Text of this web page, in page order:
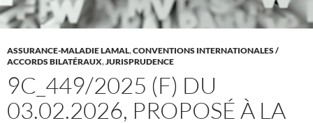
ASSURANCE-MALADIE LAMAL,CONVENTIONS INTERNATIONALES /
ACCORDS BILATÉRAUX,JURISPRUDENCE
9C_449/2025 (F) DU
03.02.2026, PROPOSÉ À LA